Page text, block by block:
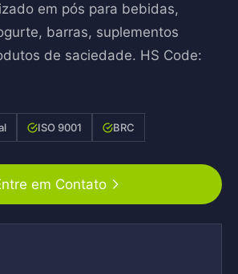
em pós para bebidas,
barras, suplementos
de saciedade. HS Code:
ISO 9001 BRC
em Contato